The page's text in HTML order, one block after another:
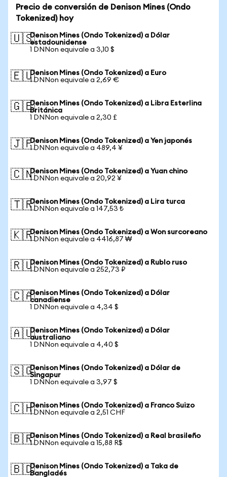
Precio de conversión de Denison Mines (Ondo
Tokenized) hoy
🇺🇸Denison Mines (Ondo Tokenized) a Dólar
estadounidense
1 DNNon equivale a 3,10 $
🇪🇺Denison Mines (Ondo Tokenized) a Euro
1 DNNon equivale a 2,69 €
🇬🇧Denison Mines (Ondo Tokenized) a Libra Esterlina
Británica
1 DNNon equivale a 2,30 £
🇯🇵Denison Mines (Ondo Tokenized) a Yen japonés
1 DNNon equivale a 489,4 ¥
🇨🇳Denison Mines (Ondo Tokenized) a Yuan chino
1 DNNon equivale a 20,92 ¥
🇹🇷Denison Mines (Ondo Tokenized) a Lira turca
1 DNNon equivale a 147,53 ₺
🇰🇷Denison Mines (Ondo Tokenized) a Won surcoreano
1 DNNon equivale a 4416,87 ₩
🇷🇺Denison Mines (Ondo Tokenized) a Rublo ruso
1 DNNon equivale a 252,73 ₽
🇨🇦Denison Mines (Ondo Tokenized) a Dólar
canadiense
1 DNNon equivale a 4,34 $
🇦🇺Denison Mines (Ondo Tokenized) a Dólar
australiano
1 DNNon equivale a 4,40 $
🇸🇬Denison Mines (Ondo Tokenized) a Dólar de
Singapur
1 DNNon equivale a 3,97 $
🇨🇭Denison Mines (Ondo Tokenized) a Franco Suizo
1 DNNon equivale a 2,51 CHF
🇧🇷Denison Mines (Ondo Tokenized) a Real brasileño
1 DNNon equivale a 15,88 R$
🇧🇩Denison Mines (Ondo Tokenized) a Taka de
Bangladés